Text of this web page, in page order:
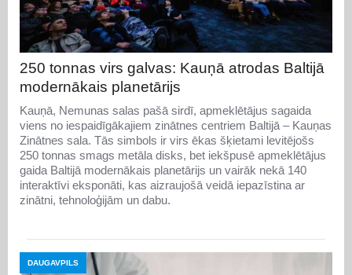
250 tonnas virs galvas: Kauņā atrodas Baltijā
modernākais planetārijs
Kauņā, Nemunas salas pašā sirdī, apmeklētājus sagaida
viens no iespaidīgākajiem zinātnes centriem Baltijā – Kauņas
Zinātnes sala. Tās simbols ir virs ēkas šķietami levitējošs
250 tonnas smags metāla disks, bet iekšpusē apmeklētājus
gaida Baltijā modernākais planetārijs un vairāk nekā 140
interaktīvi eksponāti, kas aizraujošā veidā iepazīstina ar
zinātni, tehnoloģijām un dabu.
DAUGAVPILS